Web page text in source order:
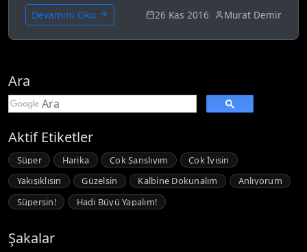
Devamını Oku 26 Kas 2016 Murat Demir
Ara
Aktif Etiketler
Süper Harika Çok Şanslıyım
Çok İyisin
Yakışıklısın
Güzelsin Kalbine Dokunalım
Anlıyorum
Süpersin!
Hadi Büyü Yapalım!
Şakalar